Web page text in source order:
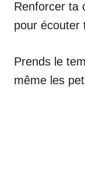
Renforcer ta
pour écouter
Prends le
même les